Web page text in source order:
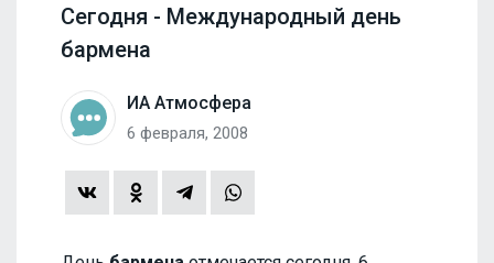
Сегодня - Международный день
бармена
ИА Атмосфера
6 февраля, 2008